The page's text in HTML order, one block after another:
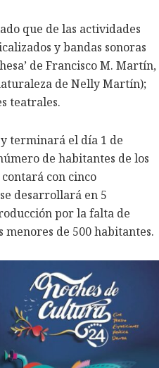
que de las actividades
y bandas sonoras
de Francisco M. Martín,
de Nelly Martín);
teatrales.
terminará el día 1 de
de habitantes de los
con cinco
desarrollará en 5
por la falta de
menores de 500 habitantes.